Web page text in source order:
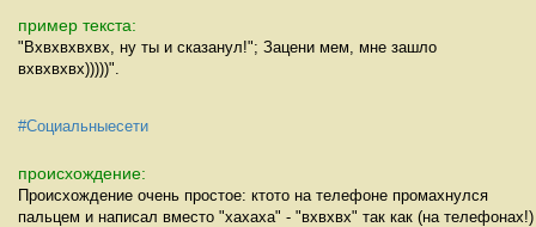
пример текста:
"Вхвхвхвхвх, ну ты и сказанул!"; Зацени мем, мне зашло
вхвхвхвх)))))".
#Социальныесети
происхождение:
Происхождение очень простое: ктото на телефоне промахнулся
пальцем и написал вместо "хахаха" - "вхвхвх" так как (на телефонах!)